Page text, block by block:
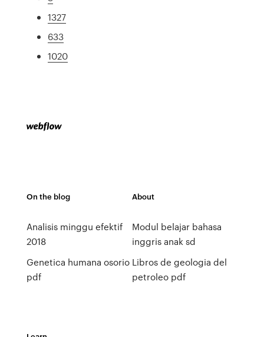
1327
633
1020
On the blog
Analisis minggu efektif
2018
Genetica humana osorio
pdf
About
Modul belajar bahasa
inggris anak sd
Libros de geologia del
petroleo pdf